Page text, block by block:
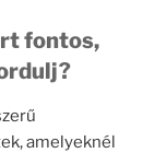
fontos,
amelyeknél